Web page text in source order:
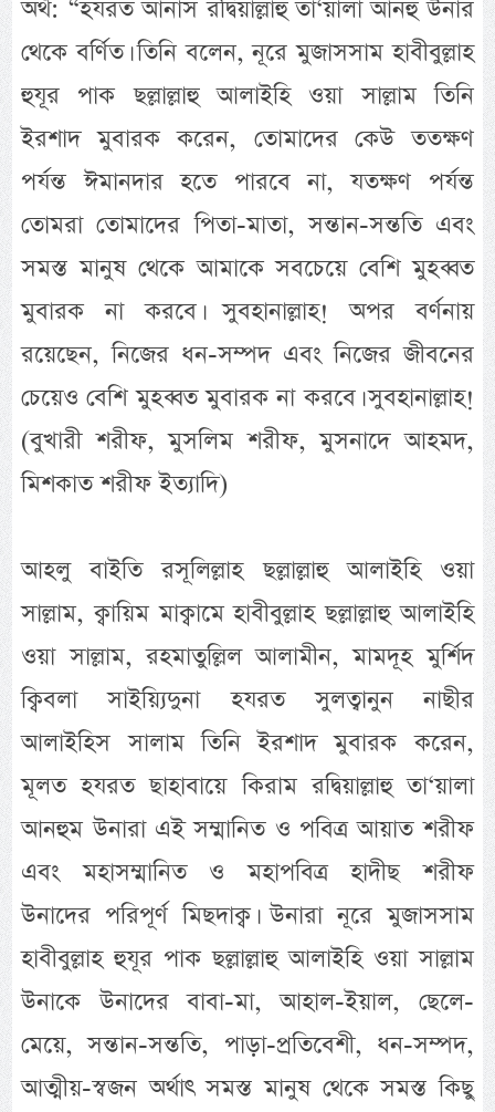
অর্থ: “হযরত আনাস রদ্বিয়াল্লাহু তা‘য়ালা আনহু উনার
থেকে বর্ণিত। তিনি বলেন, নূরে মুজাসসাম হাবীবুল্লাহ
হুযূর পাক ছল্লাল্লাহু আলাইহি ওয়া সাল্লাম তিনি
ইরশাদ মুবারক করেন, তোমাদের কেউ ততক্ষণ
পর্যন্ত ঈমানদার হতে পারবে না, যতক্ষণ পর্যন্ত
তোমরা তোমাদের পিতা-মাতা, সন্তান-সন্ততি এবং
সমস্ত মানুষ থেকে আমাকে সবচেয়ে বেশি মুহব্বত
মুবারক না করবে। সুবহানাল্লাহ! অপর বর্ণনায়
রয়েছেন, নিজের ধন-সম্পদ এবং নিজের জীবনের
চেয়েও বেশি মুহব্বত মুবারক না করবে। সুবহানাল্লাহ!
(বুখারী শরীফ, মুসলিম শরীফ, মুসনাদে আহমদ,
মিশকাত শরীফ ইত্যাদি)
আহলু বাইতি রসূলিল্লাহ ছল্লাল্লাহু আলাইহি ওয়া
সাল্লাম, ক্বায়িম মাক্বামে হাবীবুল্লাহ ছল্লাল্লাহু আলাইহি
ওয়া সাল্লাম, রহমাতুল্লিল আলামীন, মামদূহ মুর্শিদ
ক্বিবলা সাইয়্যিদুনা হযরত সুলত্বানুন নাছীর
আলাইহিস সালাম তিনি ইরশাদ মুবারক করেন,
মূলত হযরত ছাহাবায়ে কিরাম রদ্বিয়াল্লাহু তা‘য়ালা
আনহুম উনারা এই সম্মানিত ও পবিত্র আয়াত শরীফ
এবং মহাসম্মানিত ও মহাপবিত্র হাদীছ শরীফ
উনাদের পরিপূর্ণ মিছদাক্ব। উনারা নূরে মুজাসসাম
হাবীবুল্লাহ হুযূর পাক ছল্লাল্লাহু আলাইহি ওয়া সাল্লাম
উনাকে উনাদের বাবা-মা, আহাল-ইয়াল, ছেলে-
মেয়ে, সন্তান-সন্ততি, পাড়া-প্রতিবেশী, ধন-সম্পদ,
আত্মীয়-স্বজন অর্থাৎ সমস্ত মানুষ থেকে সমস্ত কিছু